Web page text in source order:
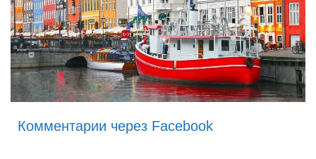
Комментарии через Facebook